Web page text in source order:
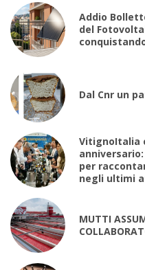
Addio
del
Dal Cnr un
VitignoItalia
per
negli ultimi
MUTTI